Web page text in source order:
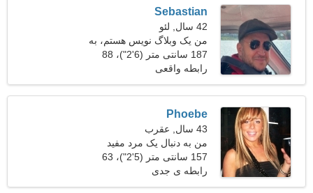
Sebastian
42 سال, لئو
من یک وبلاگ نویس هستم، به
یک زن برازنده نیاز دارم187 سانتی متر (6'2")، 88
کیلوگرم (194 پوند)
رابطه واقعی
Phoebe
43 سال, عقرب
من به دنبال یک مرد مفید
برای پیاده روی با هم هستم
157 سانتی متر (5'2")، 63
کیلوگرم (138 پوند)
رابطه ی جدی